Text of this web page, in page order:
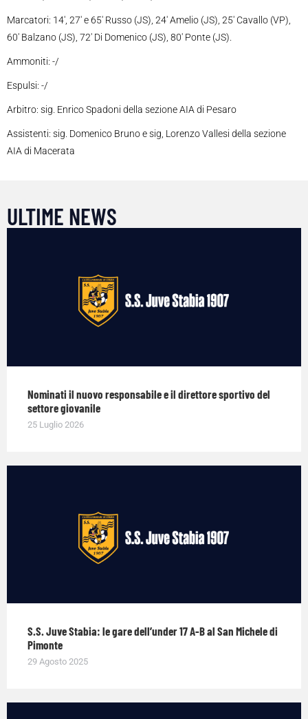
Marcatori: 14′, 27′ e 65′ Russo (JS), 24′ Amelio (JS), 25′ Cavallo (VP),
60′ Balzano (JS), 72′ Di Domenico (JS), 80′ Ponte (JS).
Ammoniti: -/
Espulsi: -/
Arbitro: sig. Enrico Spadoni della sezione AIA di Pesaro
Assistenti: sig. Domenico Bruno e sig, Lorenzo Vallesi della sezione
AIA di Macerata
ULTIME NEWS
Nominati il nuovo responsabile e il direttore sportivo del
settore giovanile
25 Luglio 2026
S.S. Juve Stabia: le gare dell’under 17 A-B al San Michele di
Pimonte
29 Agosto 2025